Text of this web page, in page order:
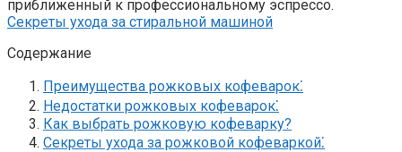
приближенный к профессиональному эспрессо.
Секреты ухода за стиральной машиной
Содержание
Преимущества рожковых кофеварок⁚
Недостатки рожковых кофеварок⁚
Как выбрать рожковую кофеварку?
Секреты ухода за рожковой кофеваркой⁚